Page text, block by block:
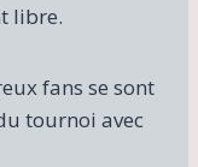
libre.
fans se sont
tournoi avec